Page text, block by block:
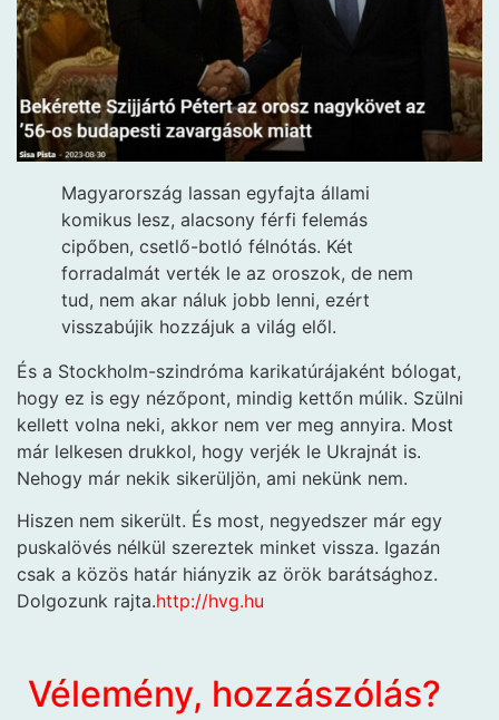
Magyarország lassan egyfajta állami
komikus lesz, alacsony férfi felemás
cipőben, csetlő-botló félnótás. Két
forradalmát verték le az oroszok, de nem
tud, nem akar náluk jobb lenni, ezért
visszabújik hozzájuk a világ elől.
És a Stockholm-szindróma karikatúrájaként bólogat,
hogy ez is egy nézőpont, mindig kettőn múlik. Szülni
kellett volna neki, akkor nem ver meg annyira. Most
már lelkesen drukkol, hogy verjék le Ukrajnát is.
Nehogy már nekik sikerüljön, ami nekünk nem.
Hiszen nem sikerült. És most, negyedszer már egy
puskalövés nélkül szereztek minket vissza. Igazán
csak a közös határ hiányzik az örök barátsághoz.
Dolgozunk rajta.http://hvg.hu
Vélemény, hozzászólás?